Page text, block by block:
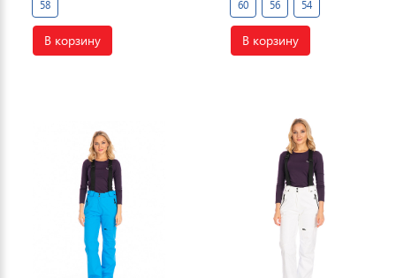
58
В корзину
60 56 54
В корзину